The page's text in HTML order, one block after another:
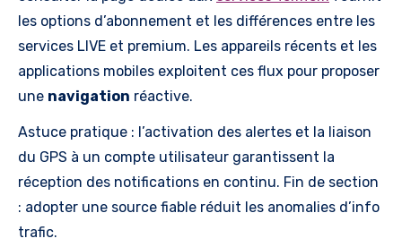
les options d’abonnement et les différences entre les
services LIVE et premium. Les appareils récents et les
applications mobiles exploitent ces flux pour proposer
une navigation réactive.
Astuce pratique : l’activation des alertes et la liaison
du GPS à un compte utilisateur garantissent la
réception des notifications en continu. Fin de section
: adopter une source fiable réduit les anomalies d’info
trafic.